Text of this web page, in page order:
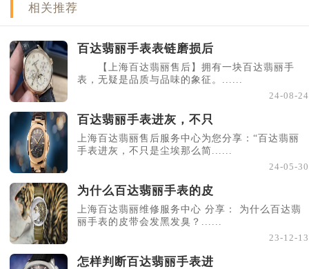
相关推荐
百达翡丽手表表链磨损后
【上海百达翡丽售后】拥有一块百达翡丽手
表，无疑是品质与品味的象征。......
24-08-24
百达翡丽手表进灰，不只
上海百达翡丽售后服务中心为您分享：“百达翡丽
手表进灰，不只是尘埃那么简......
24-05-30
为什么百达翡丽手表的皮
上海百达翡丽维修服务中心 分享： 为什么百达翡
丽手表的皮带会发黑发臭？......
23-12-13
怎样判断百达翡丽手表进